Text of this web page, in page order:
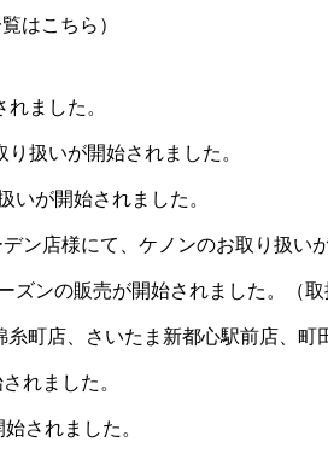
はこちら ）
ました。
扱いが開始されました。
いが開始されました。
ン店様にて、ケノンのお取り扱い
ズンの販売が開始されました。（
町店、さいたま新都心駅前店、町
れました。
されました。